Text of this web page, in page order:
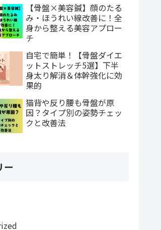
【骨盤×美容鍼】顔のたる
み・ほうれい線改善に！全
身から整える美容アプロー
チ
自宅で簡単！【骨盤ダイエ
ットストレッチ5選】下半
身太り解消＆体幹強化に効
果的
猫背や反り腰も骨盤が原
因？タイプ別の姿勢チェッ
クと改善法
ー